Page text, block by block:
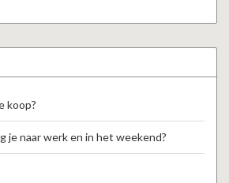
koop?
je naar werk en in het weekend?